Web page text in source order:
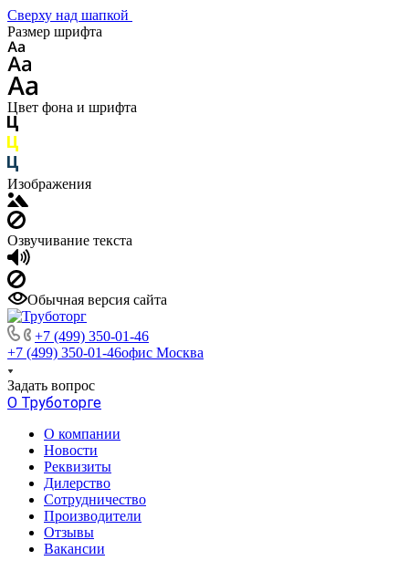
Сверху над шапкой
Размер шрифта
Цвет фона и шрифта
Изображения
Озвучивание текста
Обычная версия сайта
+7 (499) 350-01-46
+7 (499) 350-01-46офис Москва
Задать вопрос
О Труботорге
О компании
Новости
Реквизиты
Дилерство
Сотрудничество
Производители
Отзывы
Вакансии